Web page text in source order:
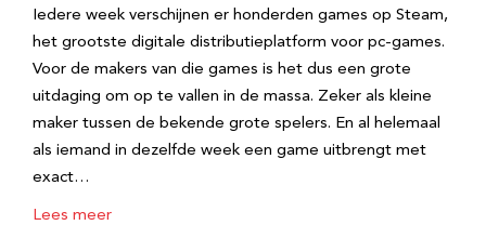
Iedere week verschijnen er honderden games op Steam,
het grootste digitale distributieplatform voor pc-games.
Voor de makers van die games is het dus een grote
uitdaging om op te vallen in de massa. Zeker als kleine
maker tussen de bekende grote spelers. En al helemaal
als iemand in dezelfde week een game uitbrengt met
exact…
Lees meer